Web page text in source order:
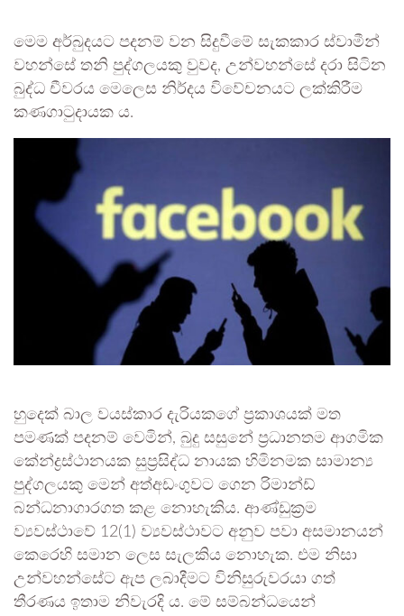
මෙම අර්බුදයට පදනම් වන සිදුවීමේ සැකකාර ස්වාමීන්
වහන්සේ තනි පුද්ගලයකු වුවද, උන්වහන්සේ දරා සිටින
බුද්ධ චීවරය මෙලෙස නිර්දය විවේචනයට ලක්කිරීම
කණගාටුදායක ය.
හුදෙක් බාල වයස්කාර දැරියකගේ ප්‍රකාශයක් මත
පමණක් පදනම් වෙමින්, බුදු සසුනේ ප්‍රධානතම ආගමික
කේන්ද්‍රස්ථානයක සුප්‍රසිද්ධ නායක හිමිනමක සාමාන්‍ය
පුද්ගලයකු මෙන් අත්අඩංගුවට ගෙන රිමාන්ඩ්
බන්ධනාගාරගත කළ නොහැකිය. ආණ්ඩුක්‍රම
ව්‍යවස්ථාවේ 12(1) ව්‍යවස්ථාවට අනුව පවා අසමානයන්
කෙරෙහි සමාන ලෙස සැලකිය නොහැක. එම නිසා
උන්වහන්සේට ඇප ලබාදීමට විනිසුරුවරයා ගත්
තීරණය ඉතාම නිවැරදි ය. මේ සම්බන්ධයෙන්